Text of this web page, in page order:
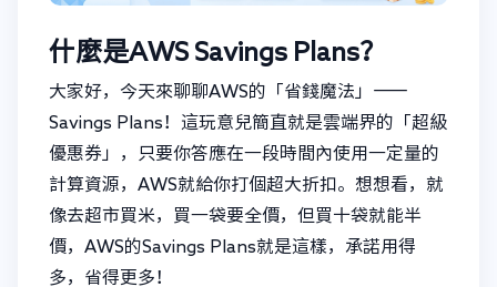
什麼是AWS Savings Plans？
大家好，今天來聊聊AWS的「省錢魔法」——
Savings Plans！這玩意兒簡直就是雲端界的「超級
優惠券」，只要你答應在一段時間內使用一定量的
計算資源，AWS就給你打個超大折扣。想想看，就
像去超市買米，買一袋要全價，但買十袋就能半
價，AWS的Savings Plans就是這樣，承諾用得
多，省得更多！